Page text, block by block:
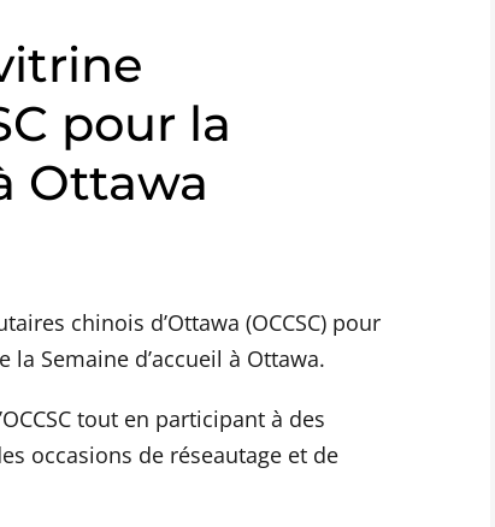
pour la
Ottawa
chinois d’Ottawa (OCCSC) pour
Semaine d’accueil à Ottawa.
tout en participant à des
occasions de réseautage et de